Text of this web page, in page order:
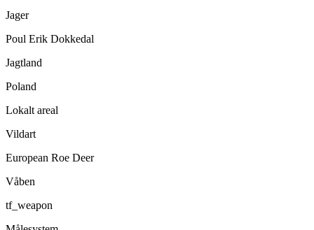
Jager
Poul Erik Dokkedal
Jagtland
Poland
Lokalt areal
Vildart
European Roe Deer
Våben
tf_weapon